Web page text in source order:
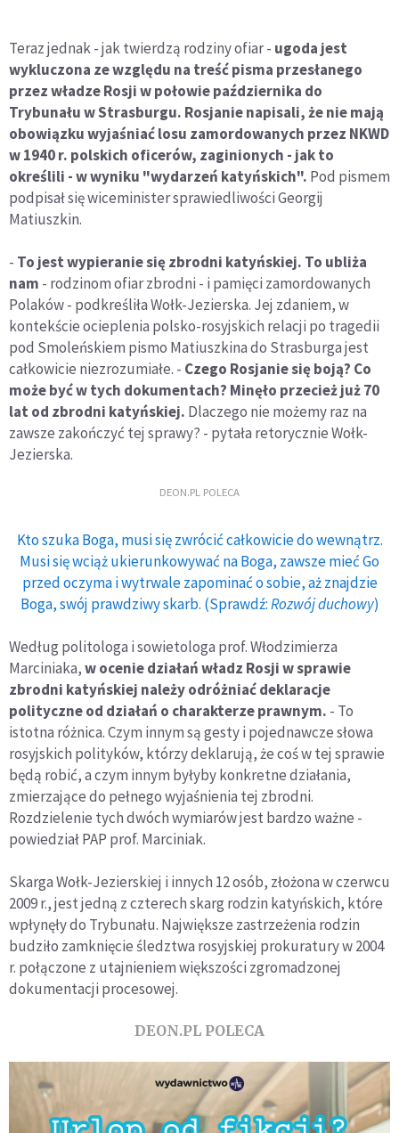
Teraz jednak - jak twierdzą rodziny ofiar - ugoda jest
wykluczona ze względu na treść pisma przesłanego
przez władze Rosji w połowie października do
Trybunału w Strasburgu. Rosjanie napisali, że nie mają
obowiązku wyjaśniać losu zamordowanych przez NKWD
w 1940 r. polskich oficerów, zaginionych - jak to
określili - w wyniku "wydarzeń katyńskich". Pod pismem
podpisał się wiceminister sprawiedliwości Georgij
Matiuszkin.
- To jest wypieranie się zbrodni katyńskiej. To ubliża
nam - rodzinom ofiar zbrodni - i pamięci zamordowanych
Polaków - podkreśliła Wołk-Jezierska. Jej zdaniem, w
kontekście ocieplenia polsko-rosyjskich relacji po tragedii
pod Smoleńskiem pismo Matiuszkina do Strasburga jest
całkowicie niezrozumiałe. - Czego Rosjanie się boją? Co
może być w tych dokumentach? Minęło przecież już 70
lat od zbrodni katyńskiej. Dlaczego nie możemy raz na
zawsze zakończyć tej sprawy? - pytała retorycznie Wołk-
Jezierska.
DEON.PL POLECA
Kto szuka Boga, musi się zwrócić całkowicie do wewnątrz.
Musi się wciąż ukierunkowywać na Boga, zawsze mieć Go
przed oczyma i wytrwale zapominać o sobie, aż znajdzie
Boga, swój prawdziwy skarb. (Sprawdź:Rozwój duchowy)
Według politologa i sowietologa prof. Włodzimierza
Marciniaka,w ocenie działań władz Rosji w sprawie
zbrodni katyńskiej należy odróżniać deklaracje
polityczne od działań o charakterze prawnym. - To
istotna różnica. Czym innym są gesty i pojednawcze słowa
rosyjskich polityków, którzy deklarują, że coś w tej sprawie
będą robić, a czym innym byłyby konkretne działania,
zmierzające do pełnego wyjaśnienia tej zbrodni.
Rozdzielenie tych dwóch wymiarów jest bardzo ważne -
powiedział PAP prof. Marciniak.
Skarga Wołk-Jezierskiej i innych 12 osób, złożona w czerwcu
2009 r., jest jedną z czterech skarg rodzin katyńskich, które
wpłynęły do Trybunału. Największe zastrzeżenia rodzin
budziło zamknięcie śledztwa rosyjskiej prokuratury w 2004
r. połączone z utajnieniem większości zgromadzonej
dokumentacji procesowej.
DEON.PL POLECA